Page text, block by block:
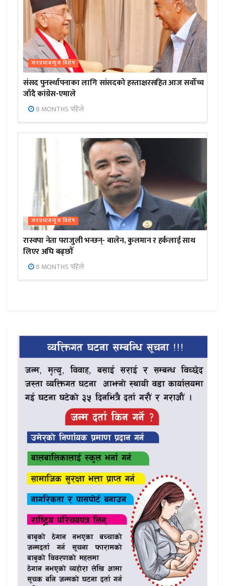
जनप्रभाबन्युज विशेष
संसद पुनर्स्थापनाका लागि सांसदको हस्ताक्षरसहित आज सर्वोच्च
जाँदै कांग्रेस-एमाले
8 MONTHS पहिले
जनप्रभाबन्युज विशेष
रास्वपा नेता पराजुली भन्छन्- बालेन, कुलमान र हर्कलाई साथ
लिएर अघि बढ्छौँ
8 MONTHS पहिले